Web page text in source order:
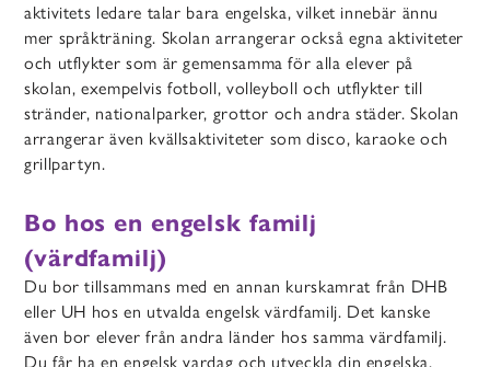
aktivitets ledare talar bara engelska, vilket innebär ännu
mer språkträning. Skolan arrangerar också egna aktiviteter
och utflykter som är gemensamma för alla elever på
skolan, exempelvis fotboll, volleyboll och utflykter till
stränder, nationalparker, grottor och andra städer. Skolan
arrangerar även kvällsaktiviteter som disco, karaoke och
grillpartyn.
Bo hos en engelsk familj
(värdfamilj)
Du bor tillsammans med en annan kurskamrat från DHB
eller UH hos en utvalda engelsk värdfamilj. Det kanske
även bor elever från andra länder hos samma värdfamilj.
Du får ha en engelsk vardag och utveckla din engelska.